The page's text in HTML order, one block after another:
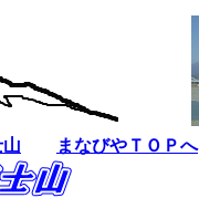
まなびやＴＯＰへ